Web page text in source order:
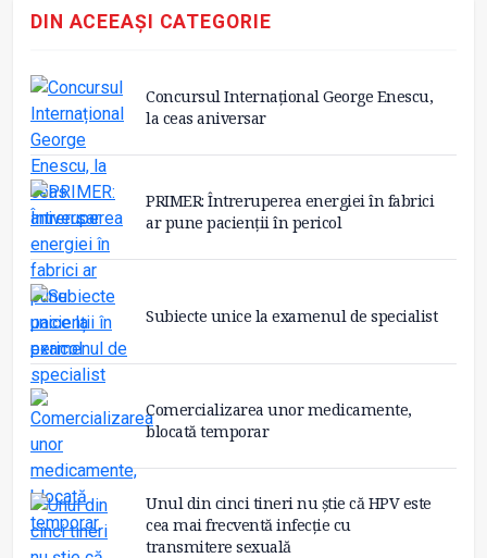
DIN ACEEAȘI CATEGORIE
Concursul Internațional George Enescu,
la ceas aniversar
PRIMER: Întreruperea energiei în fabrici
ar pune pacienții în pericol
Subiecte unice la examenul de specialist
Comercializarea unor medicamente,
blocată temporar
Unul din cinci tineri nu știe că HPV este
cea mai frecventă infecție cu
transmitere sexuală